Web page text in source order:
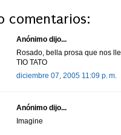
comentarios:
Anónimo dijo...
Rosado, bella prosa que nos
TIO TATO
diciembre 07, 2005 11:09 p. m.
Anónimo dijo...
Imagine